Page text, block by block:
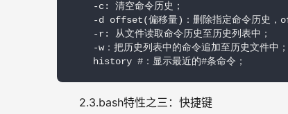
-c: 清空命令历史；
-d offset(偏移量)：删除指定命令历史，
-r: 从文件读取命令历史至历史列表中；
-w：把历史列表中的命令追加至历史文件中；
history #：显示最近的#条命令；
2.3.bash特性之三：快捷键